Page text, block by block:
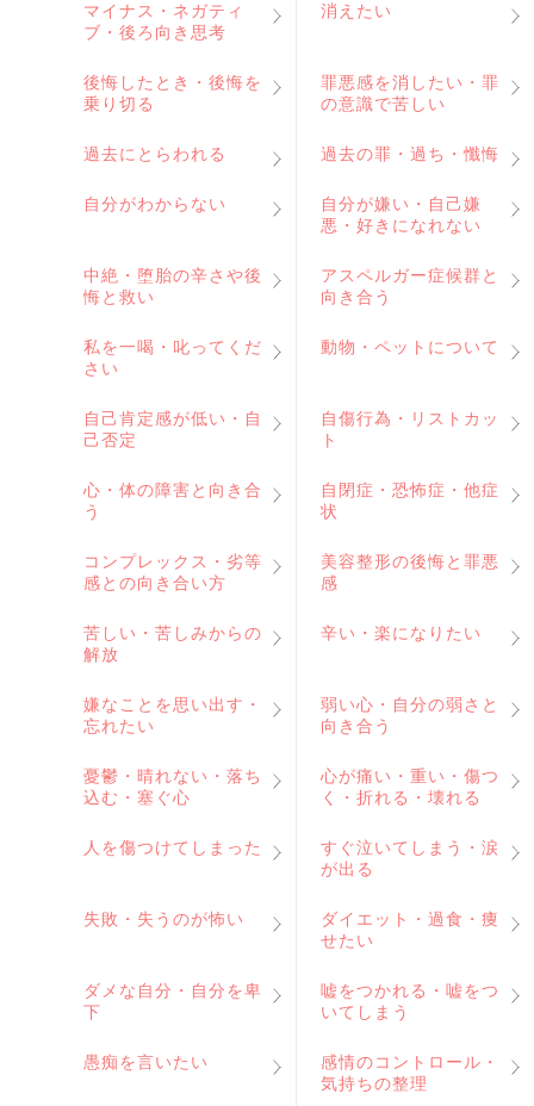
マイナス・ネガティ
ブ・後ろ向き思考
消えたい
後悔したとき・後悔を
乗り切る
罪悪感を消したい・罪
の意識で苦しい
過去にとらわれる 過去の罪・過ち・懺悔
自分がわからない
自分が嫌い・自己嫌
悪・好きになれない
中絶・堕胎の辛さや後
悔と救い
アスペルガー症候群と
向き合う
私を一喝・叱ってくだ
さい
動物・ペットについて
自己肯定感が低い・自
己否定
自傷行為・リストカッ
ト
心・体の障害と向き合
う
自閉症・恐怖症・他症
状
コンプレックス・劣等
感との向き合い方
美容整形の後悔と罪悪
感
苦しい・苦しみからの
解放
辛い・楽になりたい
嫌なことを思い出す・
忘れたい
弱い心・自分の弱さと
向き合う
憂鬱・晴れない・落ち
込む・塞ぐ心
心が痛い・重い・傷つ
く・折れる・壊れる
人を傷つけてしまった
すぐ泣いてしまう・涙
が出る
失敗・失うのが怖い
ダイエット・過食・痩
せたい
ダメな自分・自分を卑
下
嘘をつかれる・嘘をつ
いてしまう
愚痴を言いたい
感情のコントロール・
気持ちの整理